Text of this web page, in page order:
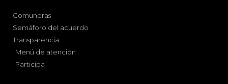
Comuneras
Semáforo del acuerdo
Transparencia
Menú de atención
Participa